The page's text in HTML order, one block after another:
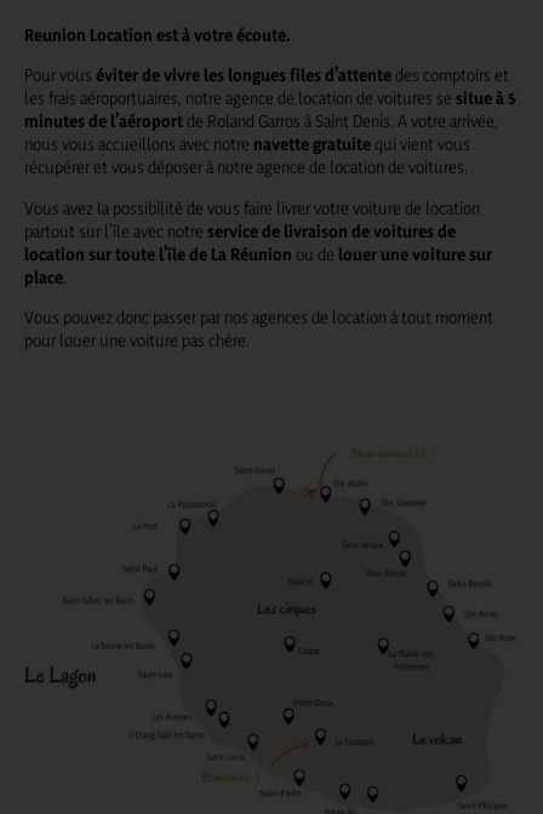
Reunion Location est à votre écoute.
Pour vous éviter de vivre les longues files d’attente des comptoirs et
les frais aéroportuaires, notre agence de location de voitures se situe à 5
minutes de l’aéroport de Roland Garros à Saint Denis. A votre arrivée,
nous vous accueillons avec notre navette gratuite qui vient vous
récupérer et vous déposer à notre agence de location de voitures.
Vous avez la possibilité de vous faire livrer votre voiture de location
partout sur l’île avec notre service de livraison de voitures de
location sur toute l’île de La Réunion ou de louer une voiture sur
place
Vous pouvez donc passer par nos agences de location à tout moment
pour louer une voiture pas chère.